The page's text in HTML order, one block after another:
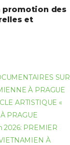
promotion des
et
SUR
À PRAGUE
ARTISTIQUE «
PRAGUE
2026: PREMIER
À